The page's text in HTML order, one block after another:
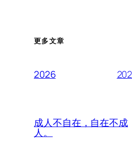
更多文章
2026
成人不自在，自在不成
人。